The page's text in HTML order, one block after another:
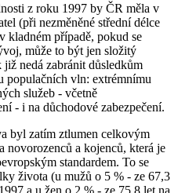
z roku 1997 by ČR měla v
(při nezměněné střední délce
kladném případě, pokud se
může to být jen složitý
již nedá zabránit důsledkům
populačních vln: extrémnímu
služeb - včetně
- i na důchodové zabezpečení.
byl zatím ztlumen celkovým
novorozenců a kojenců, která je
standardem. To se
života (u mužů o 5 % - ze 67,3
a u žen o 2 % - ze 75,8 let na